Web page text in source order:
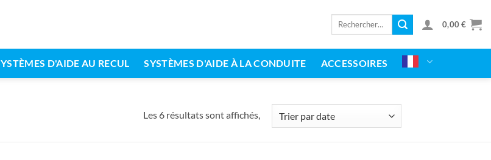
Rechercher
0,00€
D'AIDE AU RECUL SYSTÈMES D'AIDE À LA CONDUITE ACCESSOIRES
Les 6 résultats sont affichés, classés
par